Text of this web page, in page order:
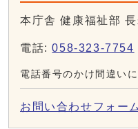
本庁舎 健康福祉部
電話:058-323-7754
電話番号のかけ間違い
お問い合わせフォーム